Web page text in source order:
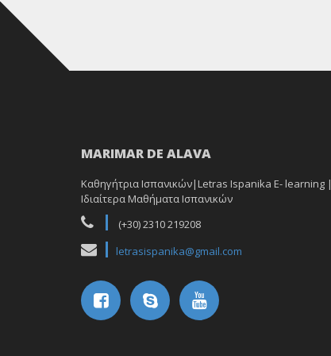
MARIMAR DE ALAVA
Καθηγήτρια Ισπανικών|Letras Ispanika E- learning |
Ιδιαίτερα Μαθήματα Ισπανικών
(+30) 2310 219208
letrasispanika@gmail.com